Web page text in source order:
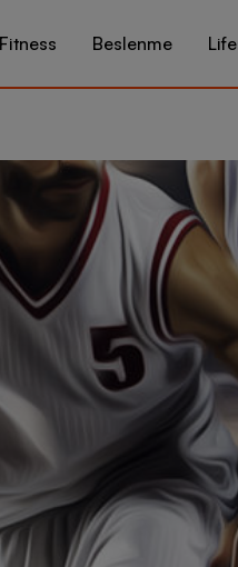
Fitness Beslenme